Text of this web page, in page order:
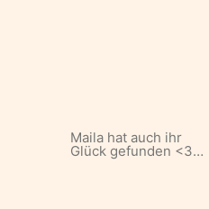
Maila hat auch ihr
Glück gefunden <3…